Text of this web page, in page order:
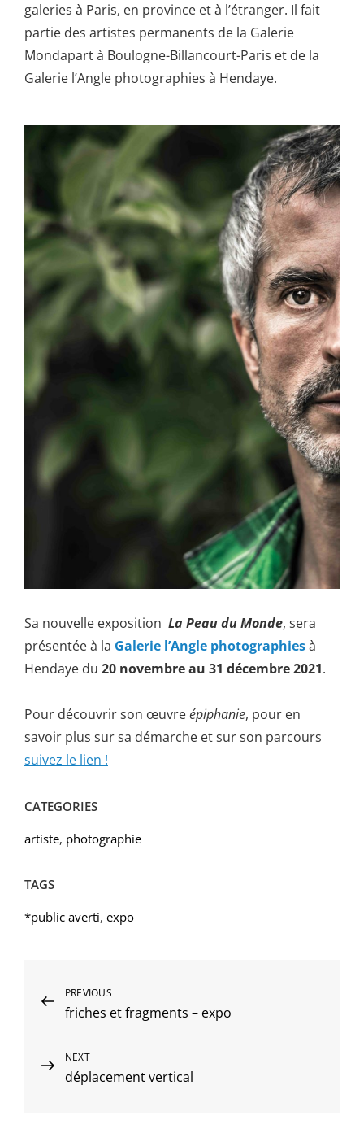
galeries à Paris, en province et à l’étranger. Il fait
partie des artistes permanents de la Galerie
Mondapart à Boulogne-Billancourt-Paris et de la
Galerie l’Angle photographies à Hendaye.
Sa nouvelle exposition La Peau du Monde, sera
présentée à la Galerie l’Angle photographiesà
Hendaye du 20 novembre au 31 décembre 2021.
Pour découvrir son œuvreépiphanie, pour en
savoir plus sur sa démarche et sur son parcours
suivez le lien !
CATEGORIES
artiste, photographie
TAGS
*public averti, expo
Navigation
de
l’article
Previous
Post
PREVIOUS
friches et fragments – expo
Next
Post
NEXT
déplacement vertical